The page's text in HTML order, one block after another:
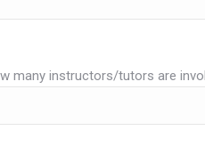
many instructors/tutors are